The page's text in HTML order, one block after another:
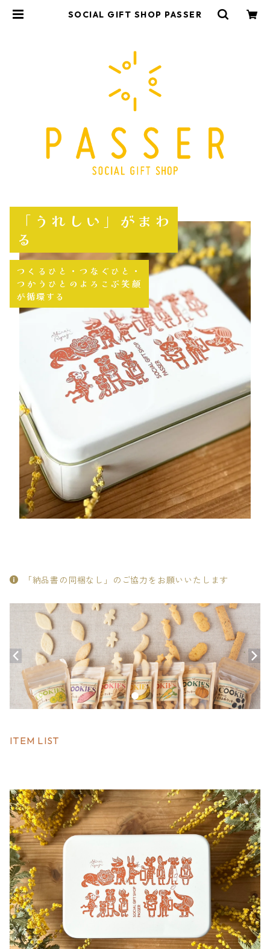
SOCIAL GIFT SHOP PASSER
「うれしい」がまわ
る
つくるひと・つなぐひと・
つかうひとのよろこぶ笑顔
が循環する
「納品書の同梱なし」のご協力をお願いいたします
ITEM LIST